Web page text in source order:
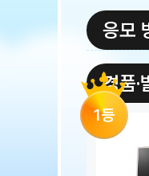
응모
경품·
1등